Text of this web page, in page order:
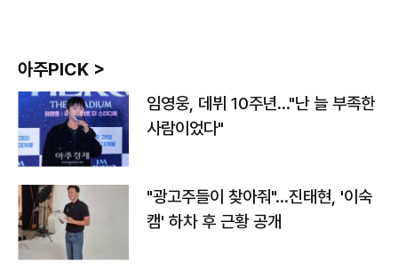
아주PICK >
임영웅, 데뷔 10주년…"난 늘 부족한
사람이었다"
"광고주들이 찾아줘"…진태현, '이숙
캠' 하차 후 근황 공개